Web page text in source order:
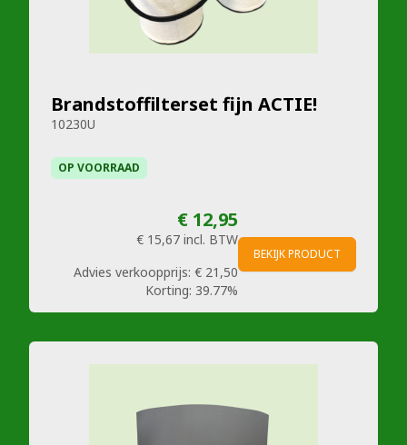
Brandstoffilterset fijn ACTIE!
10230U
OP VOORRAAD
€ 12,95
€ 15,67 incl. BTW
Advies verkoopprijs: € 21,50
Korting: 39.77%
BEKIJK PRODUCT